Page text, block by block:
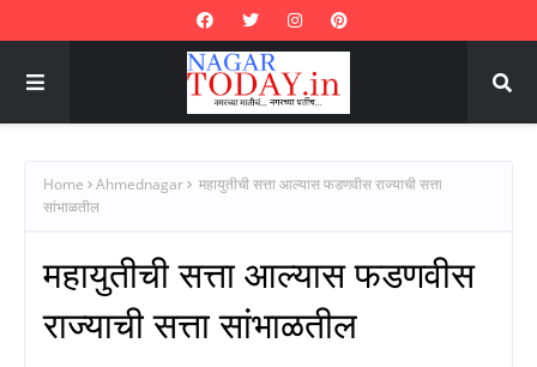
Home Ahmednagar
महायुतीची सत्ता आल्यास फडणवीस राज्याची सत्ता
सांभाळतील
महायुतीची सत्ता आल्यास फडणवीस
राज्याची सत्ता सांभाळतील